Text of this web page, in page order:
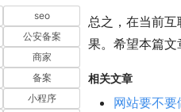
总之，在当前
果。希望本篇文
相关文章
网站要不
seo
公安备案
商家
备案
小程序